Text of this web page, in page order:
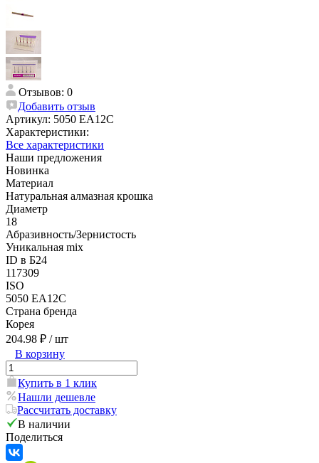
Отзывов: 0
Добавить отзыв
Артикул: 5050 EA12C
Характеристики:
Все характеристики
Наши предложения
Новинка
Материал
Натуральная алмазная крошка
Диаметр
18
Абразивность/Зернистость
Уникальная mix
ID в Б24
117309
ISO
5050 EA12C
Страна бренда
Корея
204.98 ₽ / шт
В корзину
Купить в 1 клик
Нашли дешевле
Рассчитать доставку
В наличии
Поделиться